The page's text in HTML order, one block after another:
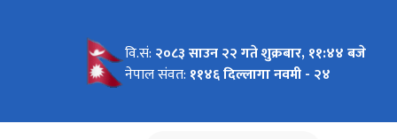
!!! वि.सं: २०८३ साउन २२ गते शुक्रबार, ११:४४ बजे
नेपाल संवत: ११४६ दिल्लागा नवमी - २४